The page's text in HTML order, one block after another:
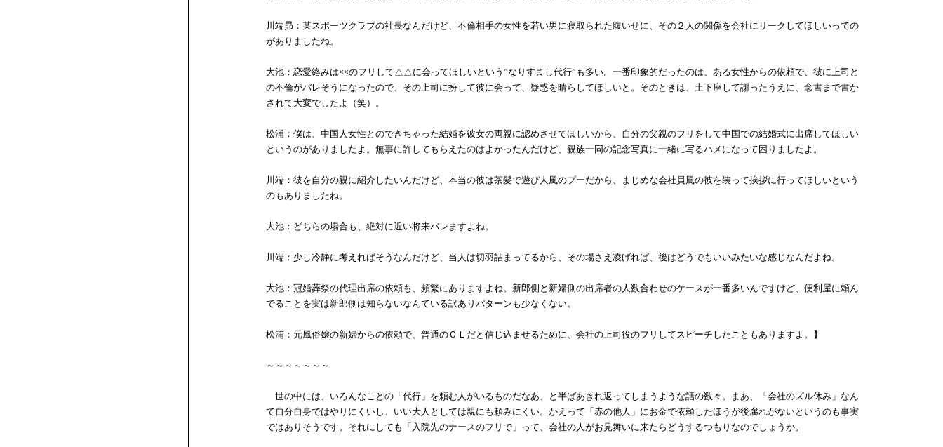
川端昴：某スポーツクラブの社長なんだけど、不倫相手の女性を若い男に寝取られた腹いせに、その２人の関係を会社にリークしてほしいっての
がありましたね。
大池：恋愛絡みは××のフリして△△に会ってほしいという”なりすまし代行”も多い。一番印象的だったのは、ある女性からの依頼で、彼に上司と
の不倫がバレそうになったので、その上司に扮して彼に会って、疑惑を晴らしてほしいと。そのときは、土下座して謝ったうえに、念書まで書か
されて大変でしたよ（笑）。
松浦：僕は、中国人女性とのできちゃった結婚を彼女の両親に認めさせてほしいから、自分の父親のフリをして中国での結婚式に出席してほしい
というのがありましたよ。無事に許してもらえたのはよかったんだけど、親族一同の記念写真に一緒に写るハメになって困りましたよ。
川端：彼を自分の親に紹介したいんだけど、本当の彼は茶髪で遊び人風のプーだから、まじめな会社員風の彼を装って挨拶に行ってほしいという
のもありましたね。
大池：どちらの場合も、絶対に近い将来バレますよね。
川端：少し冷静に考えればそうなんだけど、当人は切羽詰まってるから、その場さえ凌げれば、後はどうでもいいみたいな感じなんだよね。
大池：冠婚葬祭の代理出席の依頼も、頻繁にありますよね。新郎側と新婦側の出席者の人数合わせのケースが一番多いんですけど、便利屋に頼ん
でることを実は新郎側は知らないなんている訳ありパターンも少なくない。
松浦：元風俗嬢の新婦からの依頼で、普通のＯＬだと信じ込ませるために、会社の上司役のフリしてスピーチしたこともありますよ。】
～～～～～～～
世の中には、いろんなことの「代行」を頼む人がいるものだなあ、と半ばあきれ返ってしまうような話の数々。まあ、「会社のズル休み」なん
て自分自身ではやりにくいし、いい大人としては親にも頼みにくい。かえって「赤の他人」にお金で依頼したほうが後腐れがないというのも事実
ではありそうです。それにしても「入院先のナースのフリで」って、会社の人がお見舞いに来たらどうするつもりなのでしょうか。